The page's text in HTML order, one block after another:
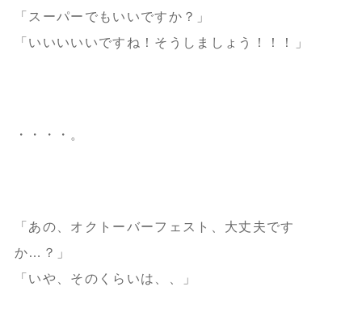
「スーパーでもいいですか？」
「いいいいいですね！そうしましょう！！！」
・・・・。
「あの、オクトーバーフェスト、大丈夫です
か…？」
「いや、そのくらいは、、」